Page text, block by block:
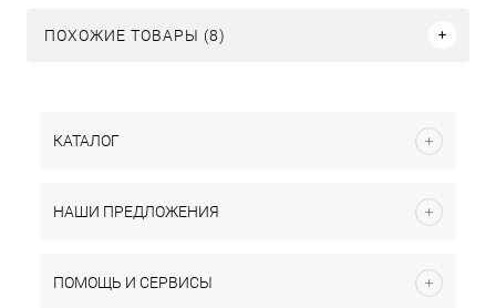
ПОХОЖИЕ ТОВАРЫ (8)
КАТАЛОГ
НАШИ ПРЕДЛОЖЕНИЯ
ПОМОЩЬ И СЕРВИСЫ